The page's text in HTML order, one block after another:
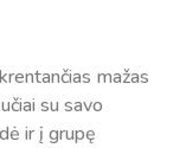
mažas
su savo
ir į grupę